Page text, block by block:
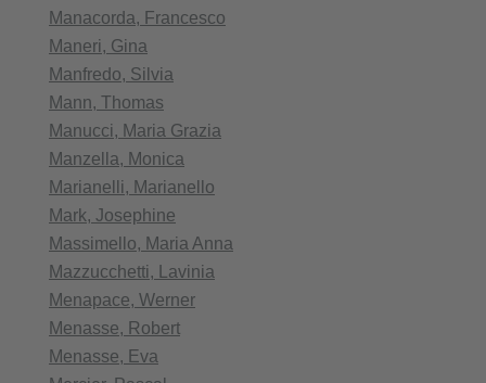
Manacorda, Francesco
Maneri, Gina
Manfredo, Silvia
Mann, Thomas
Manucci, Maria Grazia
Manzella, Monica
Marianelli, Marianello
Mark, Josephine
Massimello, Maria Anna
Mazzucchetti, Lavinia
Menapace, Werner
Menasse, Robert
Menasse, Eva